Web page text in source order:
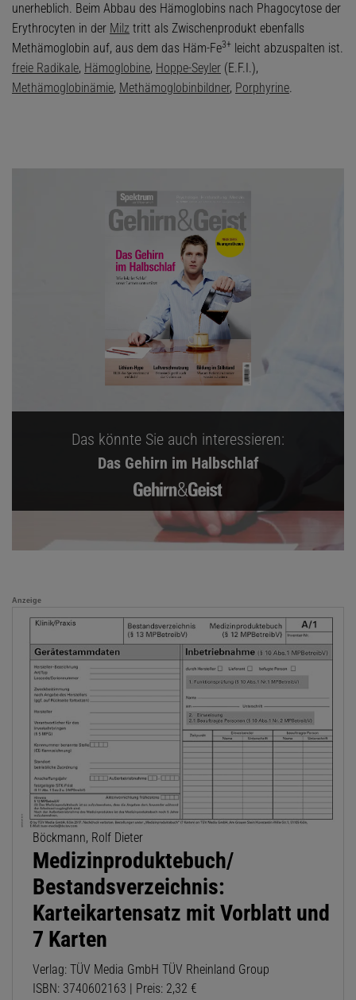
unerheblich. Beim Abbau des Hämoglobins nach Phagocytose der
Erythrocyten in der Milz tritt als Zwischenprodukt ebenfalls
Methämoglobin auf, aus dem das Häm-Fe3+ leicht abzuspalten ist.
freie Radikale, Hämoglobine, Hoppe-Seyler (E.F.I.),
Methämoglobinämie, Methämoglobinbildner, Porphyrine.
Das könnte Sie auch interessieren:
Das Gehirn im Halbschlaf
Anzeige
Böckmann, Rolf Dieter
Medizinproduktebuch/
Bestandsverzeichnis:
Karteikartensatz mit Vorblatt und
7 Karten
Verlag: TÜV Media GmbH TÜV Rheinland Group
ISBN: 3740602163 | Preis: 2,32 €